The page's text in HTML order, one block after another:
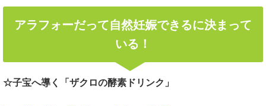
アラフォーだって自然妊娠できるに決まって
いる！
☆子宝へ導く「ザクロの酵素ドリンク」